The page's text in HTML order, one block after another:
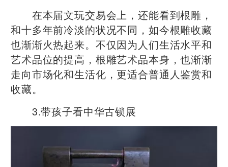
在本届文玩交易会上，还能看到根雕，
和十多年前冷淡的状况不同，如今根雕收藏
也渐渐火热起来。不仅因为人们生活水平和
艺术品位的提高，根雕艺术品本身，也渐渐
走向市场化和生活化，更适合普通人鉴赏和
收藏。
3.带孩子看中华古锁展